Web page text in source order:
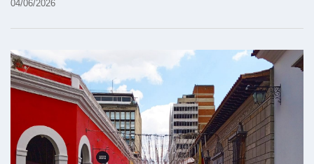
04/06/2026